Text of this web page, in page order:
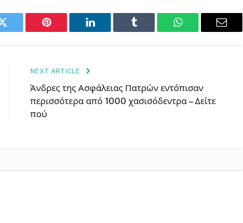
Twitter Pinterest LinkedIn Tumblr WhatsAppEmail
NEXT ARTICLE
Άνδρες της Ασφάλειας Πατρών εντόπισαν
περισσότερα από 1000 χασισόδεντρα – Δείτε
πού